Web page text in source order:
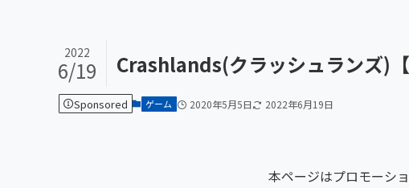
Crashlands(クラッシュランズ)
2022
6/19
Sponsored ゲーム 2020年5月5日 2022年6月19日
本ページはプロモーシ